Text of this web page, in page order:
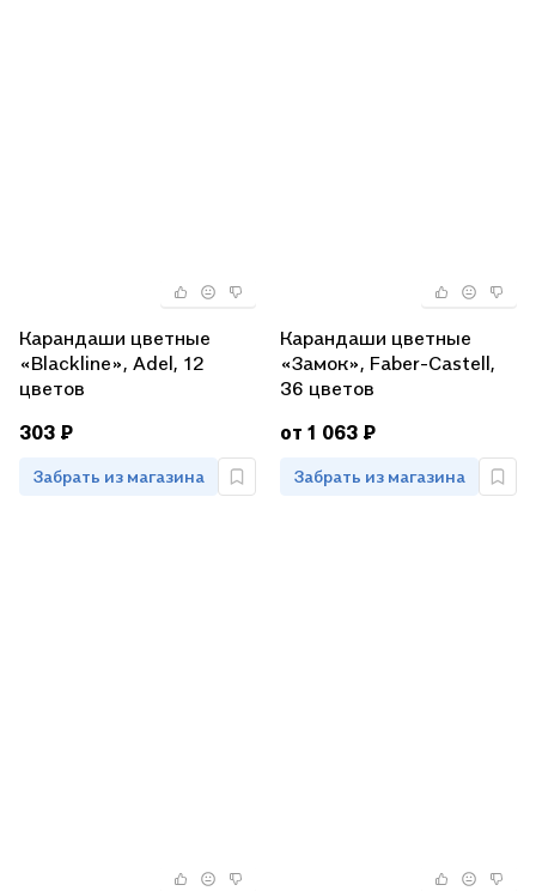
Карандаши цветные
«Blackline», Adel, 12
цветов
303 ₽
Забрать из магазина
Карандаши цветные
«Замок», Faber-Castell,
36 цветов
от 1 063 ₽
Забрать из магазина